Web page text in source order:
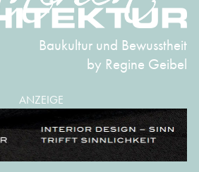
Baukultur und Bewusstheit
by Regine Geibel
ANZEIGE